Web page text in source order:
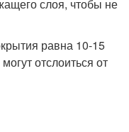
слоя, чтобы не
равна 10-15
отслоиться от